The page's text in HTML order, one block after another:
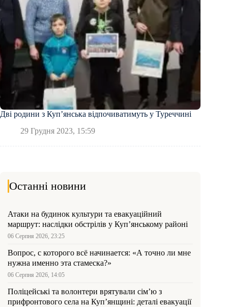
Дві родини з Купʼянська відпочиватимуть у Туреччині
29 Грудня 2023, 15:59
Останні новини
Атаки на будинок культури та евакуаційний
маршрут: наслідки обстрілів у Куп’янському районі
06 Серпня 2026, 23:25
Вопрос, с которого всё начинается: «А точно ли мне
нужна именно эта стамеска?»
06 Серпня 2026, 14:05
Поліцейські та волонтери врятували сім’ю з
прифронтового села на Куп’янщині: деталі евакуації